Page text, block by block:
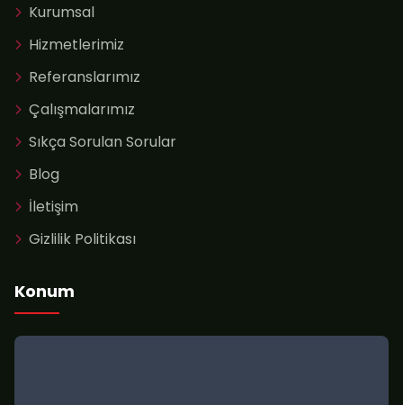
Kurumsal
Hizmetlerimiz
Referanslarımız
Çalışmalarımız
Sıkça Sorulan Sorular
Blog
İletişim
Gizlilik Politikası
Konum